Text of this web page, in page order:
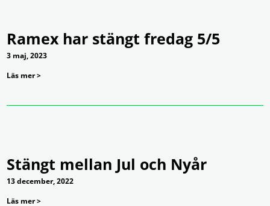
Ramex har stängt fredag 5/5
3 maj, 2023
Läs mer >
Stängt mellan Jul och Nyår
13 december, 2022
Läs mer >